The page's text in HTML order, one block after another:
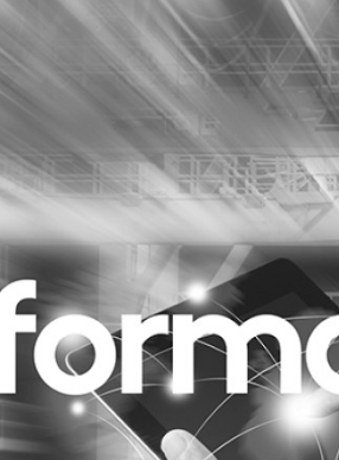
Purpose
Reputatie & crisis